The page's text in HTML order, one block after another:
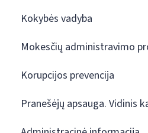
Kokybės vadyba
Mokesčių administravimo
Korupcijos prevencija
Pranešėjų apsauga. Vidinis